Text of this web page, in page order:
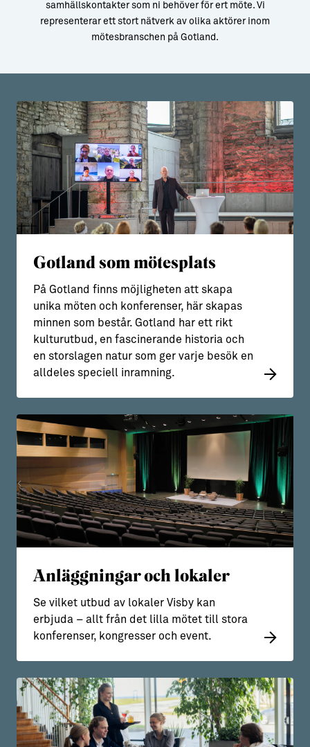
samhällskontakter som ni behöver för ert möte. Vi
representerar ett stort nätverk av olika aktörer inom
mötesbranschen på Gotland.
Gotland som mötesplats
På Gotland finns möjligheten att skapa
unika möten och konferenser, här skapas
minnen som består. Gotland har ett rikt
kulturutbud, en fascinerande historia och
en storslagen natur som ger varje besök en
alldeles speciell inramning.
Anläggningar och lokaler
Se vilket utbud av lokaler Visby kan
erbjuda – allt från det lilla mötet till stora
konferenser, kongresser och event.